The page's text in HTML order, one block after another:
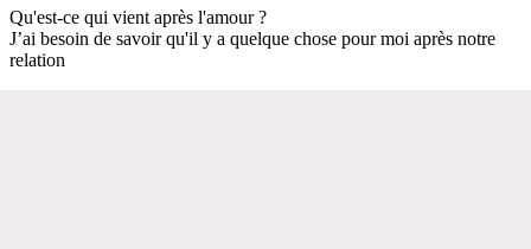
Qu'est-ce qui vient après l'amour ?
J’ai besoin de savoir qu'il y a quelque chose pour moi après notre
relation